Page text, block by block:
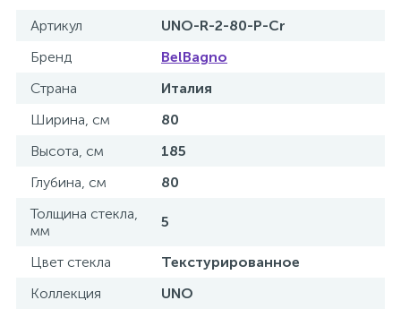
Артикул
UNO-R-2-80-P-Cr
Бренд
BelBagno
Страна
Италия
Ширина, см
80
Высота, см
185
Глубина, см
80
Толщина стекла,
мм
5
Цвет стекла
Текстурированное
Коллекция
UNO
Душевые системы
Душевые шланги
Изливы для ванны
Изливы для душа